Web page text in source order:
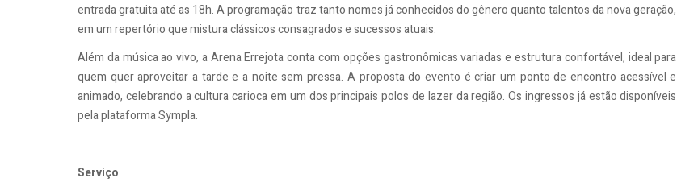
entrada gratuita até as 18h. A programação traz tanto nomes já conhecidos do gênero quanto talentos da nova geração,
em um repertório que mistura clássicos consagrados e sucessos atuais.
Além da música ao vivo, a Arena Errejota conta com opções gastronômicas variadas e estrutura confortável, ideal para
quem quer aproveitar a tarde e a noite sem pressa. A proposta do evento é criar um ponto de encontro acessível e
animado, celebrando a cultura carioca em um dos principais polos de lazer da região. Os ingressos já estão disponíveis
pela plataforma Sympla.
Serviço